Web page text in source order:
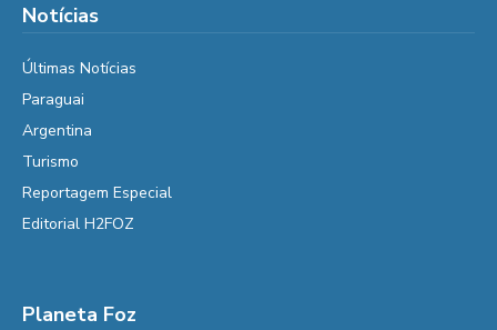
Notícias
Últimas Notícias
Paraguai
Argentina
Turismo
Reportagem Especial
Editorial H2FOZ
Planeta Foz